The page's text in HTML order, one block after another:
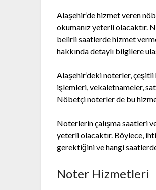
Alaşehir’de hizmet veren
okumanız yeterli olacaktır.
belirli saatlerde hizmet
hakkında detaylı bilgilere
Alaşehir’deki noterler,
işlemleri, vekaletnameler,
Nöbetçi noterler de bu
Noterlerin çalışma saatleri
yeterli olacaktır. Böylece,
gerektiğini ve hangi
Noter Hizmetleri